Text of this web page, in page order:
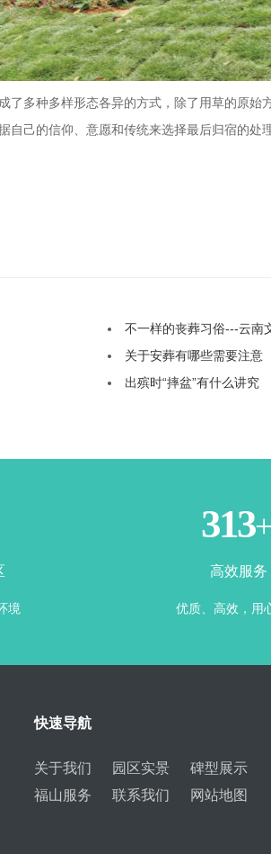
了多种多样形态各异的方式，除了用草的原
己的信仰、意愿和传统来选择最后归宿的处理
不一样的丧葬习俗---云南
关于安葬有哪些需要注意
出殡时“摔盆”有什么讲究
境
365+
高效服务
优质、高效，用
快速导航
关于我们 园区实景
碑型展示
福山服务
联系我们 网站地图